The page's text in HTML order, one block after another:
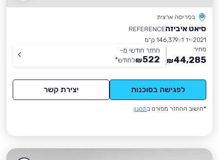
בפריסה ארצית
סיאט איביזהREFERENCE
2021 יד 1
146,379 ק״מ
מחיר
44,285
₪
החזר חודשי מ-
522
₪לחודש*
לפגישה בסוכנות יצירת קשר
*חישוב ההחזר מפורט בתקנון